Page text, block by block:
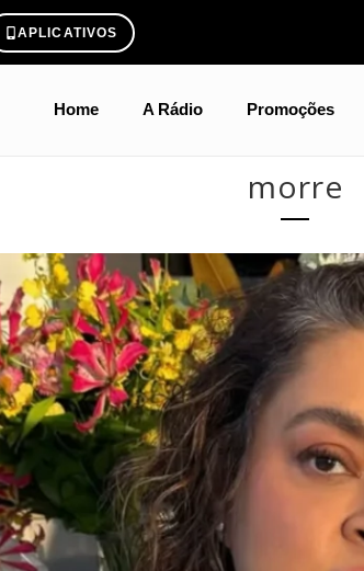
APLICATIVOS
Home A Rádio Promoções
morre